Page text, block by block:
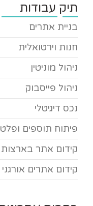
תיק עבודות
בניית אתרים
חנות וירטואלית
ניהול מוניטין
ניהול פייסבוק
נכס דיגיטלי
פיתוח תוספים
קידום אתר
קידום אתרים אורגני